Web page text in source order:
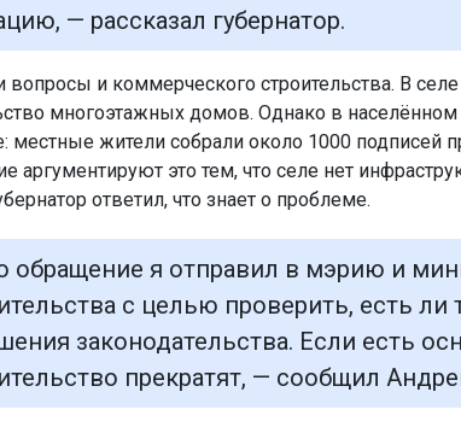
— рассказал губернатор.
вопросы и коммерческого строительства. В
многоэтажных домов. Однако в
местные жители собрали около 1000 подписей
аргументируют это тем, что селе нет
ответил, что знает о проблеме.
обращение я отправил в мэрию и
с целью проверить, есть ли
законодательства. Если есть
прекратят, — сообщил